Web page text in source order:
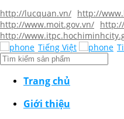
http://lucquan.vn/ http://
http://www.moit.gov.vn/
http://
Tiếng Việt
Trang chủ
Giới thiệu